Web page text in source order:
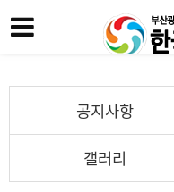
공지사항
갤러리